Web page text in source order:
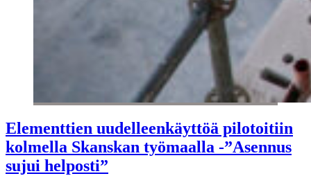
Elementtien uudelleenkäyttöä pilotoitiin
kolmella Skanskan työmaalla -”Asennus
sujui helposti”